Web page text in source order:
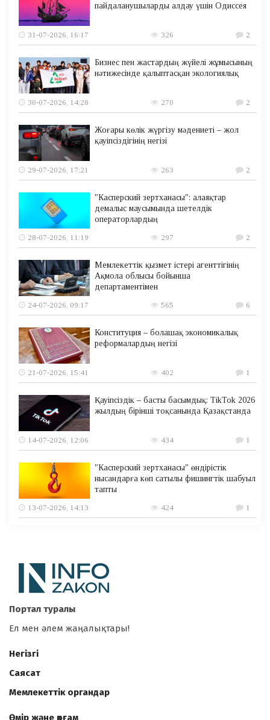
пайдаланушыларды алдау үшін Одиссея
31-07-2026, 16:17 326 2
Бизнес пен жастардың жүйелі жұмысының
нәтижесінде қалыптасқан экологиялық
30-07-2026, 14:28 270 2
Жоғары көлік жүргізу мәдениеті – жол
қауіпсіздігінің негізі
29-07-2026, 17:21 263 2
"Касперский зертханасы": алаяқтар
демалыс маусымында шетелдік
операторлардың
28-07-2026, 11:19
297 2
Мемлекеттік қызмет істері агенттігінің
Ақмола облысы бойынша
департаментімен
24-07-2026, 09:17
565 6
Конституция – болашақ экономикалық
реформалардың негізі
21-07-2026, 15:41 402 1
Қауіпсіздік – басты басымдық: TikTok 2026
жылдың бірінші тоқсанында Қазақстанда
14-07-2026, 12:06 434 1
"Касперский зертханасы" өндірістік
нысандарға көп сатылы фишингтік шабуыл
тапты
13-07-2026, 14:13
424 1
Портал туралы
Ел мен әлем жаңалықтары!
Негізгі
Саясат
Мемлекеттік органдар
Өмір және қоғам